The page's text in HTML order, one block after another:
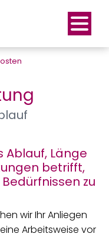
Ablauf, Länge
betrifft,
zu
wir Ihr Anliegen
Arbeitsweise vor